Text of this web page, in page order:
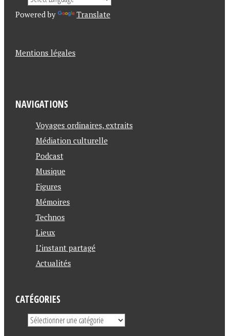
Powered by Translate
Mentions légales
NAVIGATIONS
Voyages ordinaires, extraits
Médiation culturelle
Podcast
Musique
Figures
Mémoires
Technos
Lieux
L’instant partagé
Actualités
CATÉGORIES